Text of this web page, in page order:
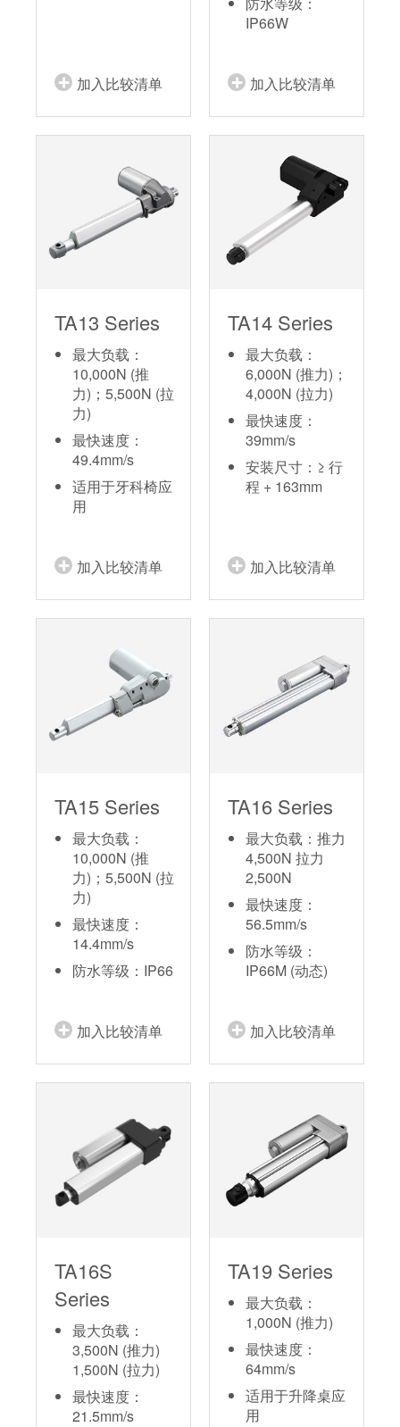
加入比较清单
IP66W
加入比较清单
TA13 Series
最大负载：
10,000N (推
力)；5,500N (拉
力)
最快速度：
49.4mm/s
适用于牙科椅应
用
加入比较清单
TA14 Series
最大负载：
6,000N (推力)；
4,000N (拉力)
最快速度：
39mm/s
安装尺寸：≥ 行
程 + 163mm
加入比较清单
TA15 Series
最大负载：
10,000N (推
力)；5,500N (拉
力)
最快速度：
14.4mm/s
防水等级：IP66
加入比较清单
TA16 Series
最大负载：推力
4,500N 拉力
2,500N
最快速度：
56.5mm/s
防水等级：
IP66M (动态)
加入比较清单
TA16S
Series
最大负载：
3,500N (推力)
1,500N (拉力)
最快速度：
21.5mm/s
TA19 Series
最大负载：
1,000N (推力)
最快速度：
64mm/s
适用于升降桌应
用